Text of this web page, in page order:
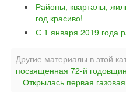
Районы, кварталы,
год красиво!
С 1 января 2019 года
Другие материалы в этой
посвященная 72-й
Открылась первая